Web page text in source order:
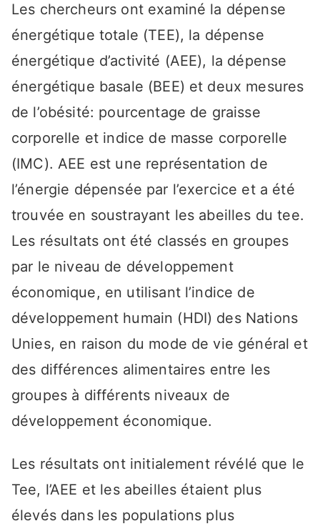
Les chercheurs ont examiné la dépense
énergétique totale (TEE), la dépense
énergétique d’activité (AEE), la dépense
énergétique basale (BEE) et deux mesures
de l’obésité: pourcentage de graisse
corporelle et indice de masse corporelle
(IMC). AEE est une représentation de
l’énergie dépensée par l’exercice et a été
trouvée en soustrayant les abeilles du tee.
Les résultats ont été classés en groupes
par le niveau de développement
économique, en utilisant l’indice de
développement humain (HDI) des Nations
Unies, en raison du mode de vie général et
des différences alimentaires entre les
groupes à différents niveaux de
développement économique.
Les résultats ont initialement révélé que le
Tee, l’AEE et les abeilles étaient plus
élevés dans les populations plus